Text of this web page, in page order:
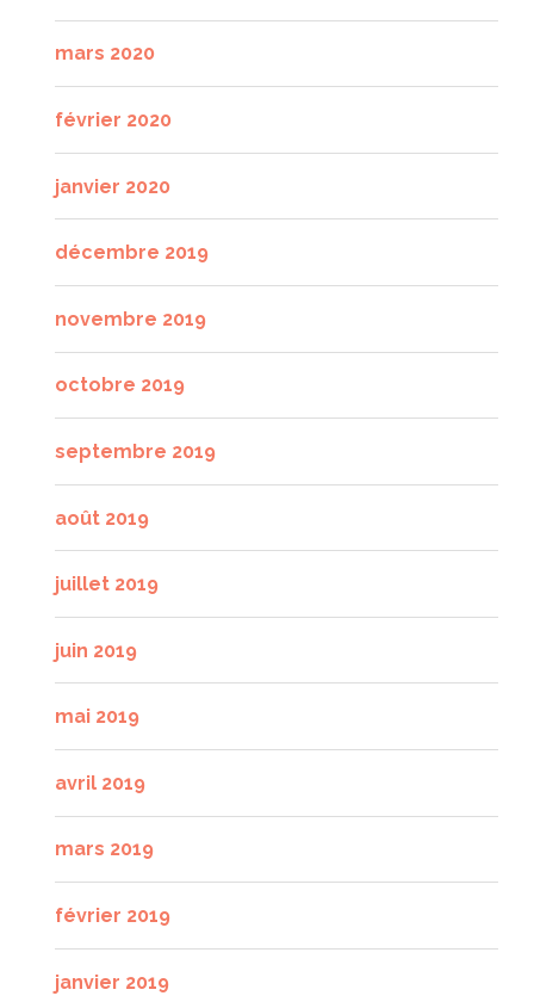
mars 2020
février 2020
janvier 2020
décembre 2019
novembre 2019
octobre 2019
septembre 2019
août 2019
juillet 2019
juin 2019
mai 2019
avril 2019
mars 2019
février 2019
janvier 2019